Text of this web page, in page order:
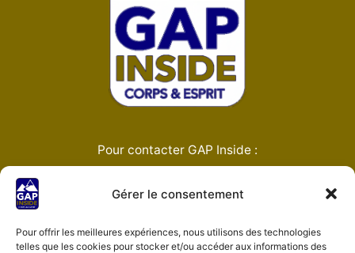
Gérer le consentement
Pour offrir les meilleures expériences, nous utilisons des technologies
telles que les cookies pour stocker et/ou accéder aux informations des
Pour contacter GAP Inside :